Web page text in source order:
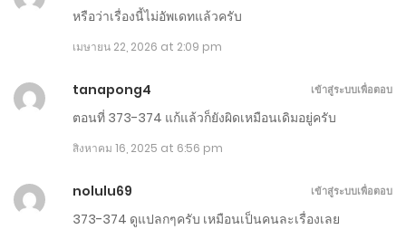
ตอนที่ 691-700
มกราคม 21, 2026
ตอนที่ 681-690
มกราคม 16, 2026
มกราคม 11, 2026
หรือว่าเรื่องนี้ไม่อัพเดทแล้วครับ
เมษายน 22, 2026 at 2:09 pm
tanapong4
ตอนที่ 373-374 แก้แล้วก็ยังผิดเหมือนเดิมอยู่ครับ
สิงหาคม 16, 2025 at 6:56 pm
เข้าสู่ระบบเพื่อตอบ
nolulu69
373-374 ดูแปลกๆครับ เหมือนเป็นคนละเรื่องเลย
เข้าสู่ระบบเพื่อตอบ